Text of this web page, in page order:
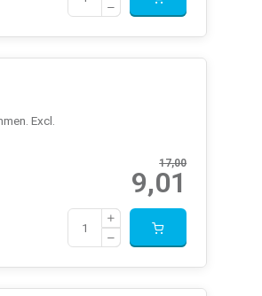
Excl.
17,00
9,01